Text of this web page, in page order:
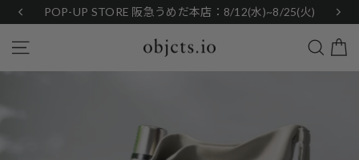
content
POP-UP STORE 阪急うめだ本店：8/12(水)~8/25(火)
objcts.io Search